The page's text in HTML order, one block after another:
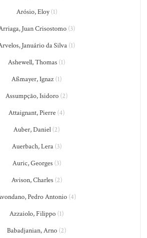
Arósio, Eloy(1)
Juan Crisostomo(3)
Januário da Silva (1)
Ashewell, Thomas (1)
Aßmayer, Ignaz (1)
Assumpção, Isidoro (2)
Attaignant, Pierre (4)
Auber, Daniel (2)
Auerbach, Lera(3)
Auric, Georges(3)
Avison, Charles(2)
Pedro Antonio (4)
Azzaiolo, Filippo (1)
Babadjanian, Arno (2)